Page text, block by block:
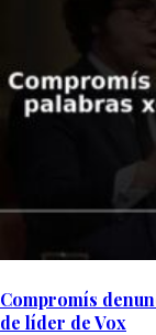
Compromís
de líder de Vox